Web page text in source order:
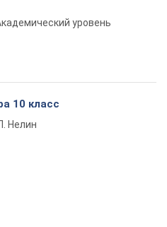
уровень
10 класс
Нелин